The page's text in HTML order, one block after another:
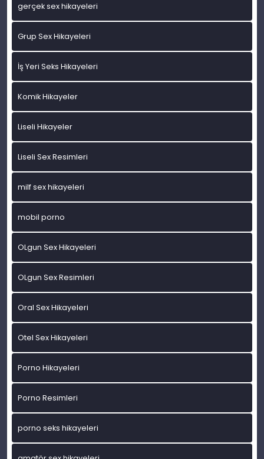
gerçek sex hikayeleri
Grup Sex Hikayeleri
İş Yeri Seks Hikayeleri
Komik Hikayeler
Liseli Hikayeler
Liseli Sex Resimleri
milf sex hikayeleri
mobil porno
OLgun Sex Hikayeleri
OLgun Sex Resimleri
Oral Sex Hikayeleri
Otel Sex Hikayeleri
Porno Hikayeleri
Porno Resimleri
porno seks hikayeleri